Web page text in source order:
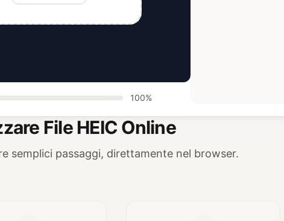
100%
File HEIC Online
semplici passaggi, direttamente nel browser.